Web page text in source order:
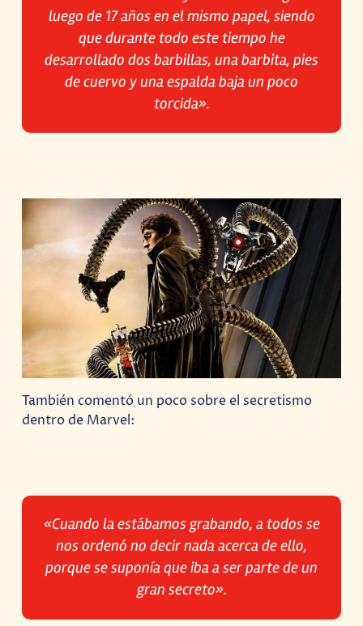
luego de 17 años en el mismo papel, siendo
que durante todo este tiempo he
desarrollado dos barbillas, una barbita, pies
de cuervo y una espalda baja un poco
torcida».
También comentó un poco sobre el secretismo
dentro de Marvel:
«Cuando la estábamos grabando, a todos se
nos ordenó no decir nada acerca de ello,
porque se suponía que iba a ser parte de un
gran secreto».